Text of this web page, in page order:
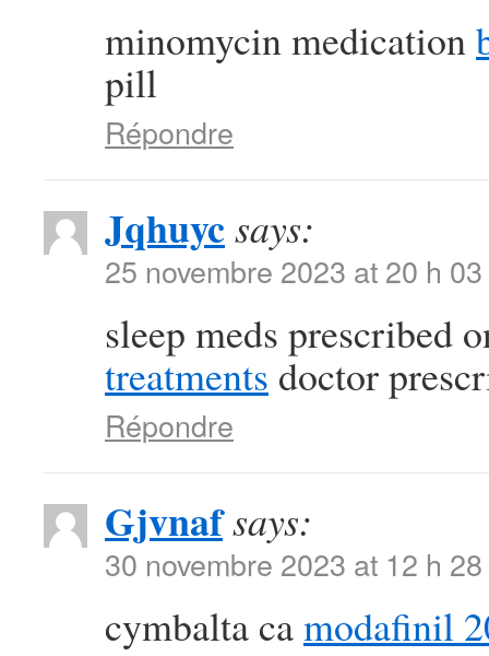
minomycin medication
pill
Répondre
Jqhuycsays:
25 novembre 2023 at 20 h
sleep meds prescribed
treatments doctor
Répondre
Gjvnafsays:
30 novembre 2023 at 12 h
cymbalta camodafinil